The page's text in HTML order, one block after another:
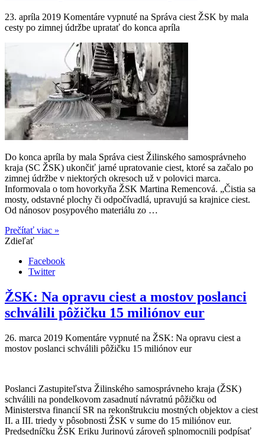
23. apríla 2019 Komentáre vypnuté na Správa ciest ŽSK by mala
cesty po zimnej údržbe upratať do konca apríla
Do konca apríla by mala Správa ciest Žilinského samosprávneho
kraja (SC ŽSK) ukončiť jarné upratovanie ciest, ktoré sa začalo po
zimnej údržbe v niektorých okresoch už v polovici marca.
Informovala o tom hovorkyňa ŽSK Martina Remencová. „Čistia sa
mosty, odstavné plochy či odpočívadlá, upravujú sa krajnice ciest.
Od nánosov posypového materiálu zo …
Prečítať viac »
Zdieľať
Facebook
Twitter
ŽSK: Na opravu ciest a mostov poslanci
schválili pôžičku 15 miliónov eur
26. marca 2019 Komentáre vypnuté na ŽSK: Na opravu ciest a
mostov poslanci schválili pôžičku 15 miliónov eur
Poslanci Zastupiteľstva Žilinského samosprávneho kraja (ŽSK)
schválili na pondelkovom zasadnutí návratnú pôžičku od
Ministerstva financií SR na rekonštrukciu mostných objektov a ciest
II. a III. triedy v pôsobnosti ŽSK v sume do 15 miliónov eur.
Predsedníčku ŽSK Eriku Jurinovú zároveň splnomocnili podpísať